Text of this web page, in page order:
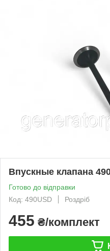
Впускные клапана
Готово до відправки
Код: 490USD
Роздріб
455 ₴/комплект